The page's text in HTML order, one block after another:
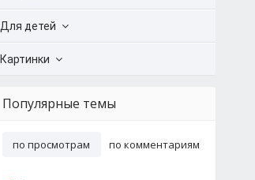
Для детей
Картинки
Популярные темы
по просмотрам по комментариям